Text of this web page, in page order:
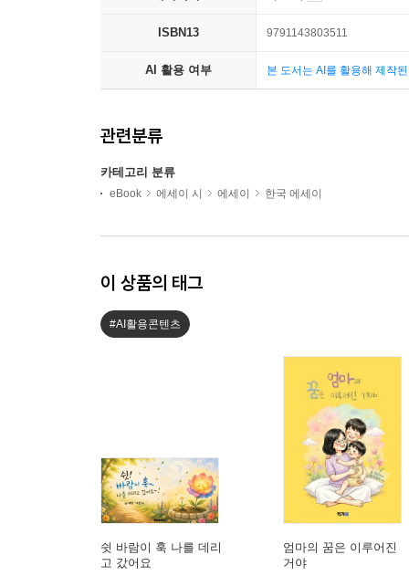
ISBN13 9791143803511
AI 활용 여부 본 도서는 AI를 활용해 제작
관련분류
카테고리 분류
eBook 에세이 시 에세이 한국 에세이
이 상품의 태그
#AI활용콘텐츠
쉿 바람이 훅 나를 데리
고 갔어요
엄마의 꿈은 이루어진
거야